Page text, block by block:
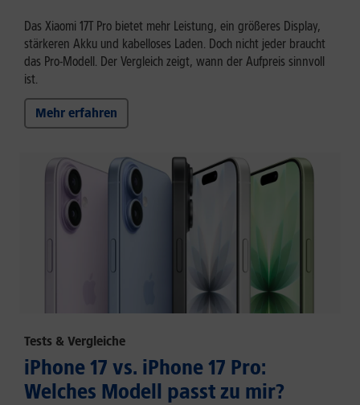
Das Xiaomi 17T Pro bietet mehr Leistung, ein größeres Display,
stärkeren Akku und kabelloses Laden. Doch nicht jeder braucht
das Pro-Modell. Der Vergleich zeigt, wann der Aufpreis sinnvoll
ist.
Mehr erfahren
Tests & Vergleiche
iPhone 17 vs. iPhone 17 Pro:
Welches Modell passt zu mir?